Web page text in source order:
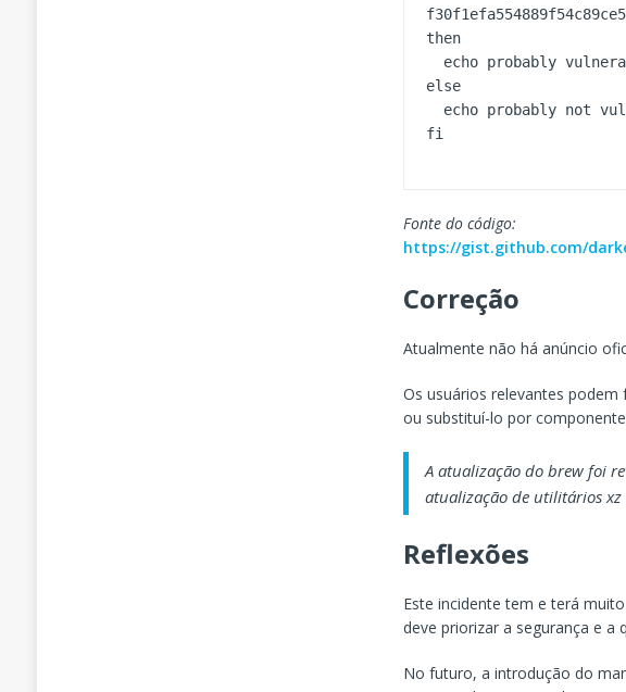
then
else
Fonte do código:
https://gist.github.com/
Correção
Atualmente não há anúncio
Os usuários relevantes
ou substituí-lo por
A atualização do brew foi
atualização de utilitários xz
Reflexões
Este incidente tem e terá
deve priorizar a segurança e a
No futuro, a introdução do